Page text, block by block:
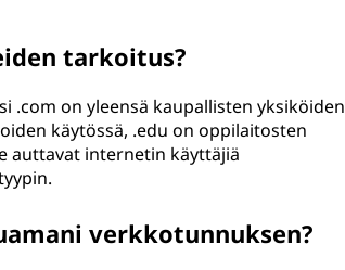
tarkoitus?
.com on yleensä kaupallisten yksiköiden
käytössä, .edu on oppilaitosten
auttavat internetin käyttäjiä
verkkotunnuksen?